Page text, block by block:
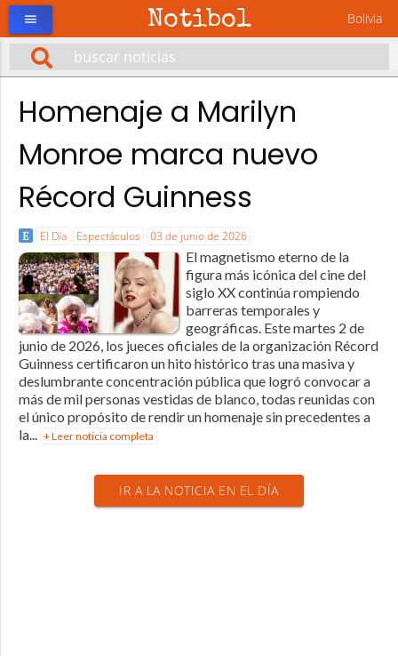
Notibol Bolivia
menu
Homenaje a Marilyn
Monroe marca nuevo
Récord Guinness
El Día Espectáculos 03 de junio de 2026
El magnetismo eterno de la
figura más icónica del cine del
siglo XX continúa rompiendo
barreras temporales y
geográficas. Este martes 2 de
junio de 2026, los jueces oficiales de la organización Récord
Guinness certificaron un hito histórico tras una masiva y
deslumbrante concentración pública que logró convocar a
más de mil personas vestidas de blanco, todas reunidas con
el único propósito de rendir un homenaje sin precedentes a
la... + Leer noticia completa
IR A LA NOTICIA EN EL DÍA